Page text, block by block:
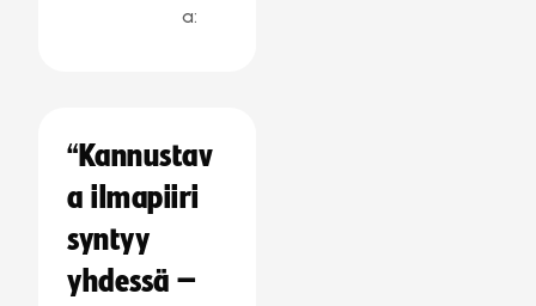
a:
“Kannustav
a ilmapiiri
syntyy
yhdessä –